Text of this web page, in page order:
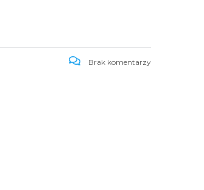
Brak komentarzy